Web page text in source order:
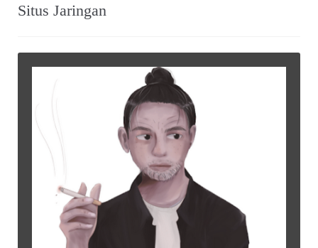
Situs Jaringan